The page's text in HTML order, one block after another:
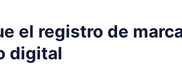
el registro de
digital